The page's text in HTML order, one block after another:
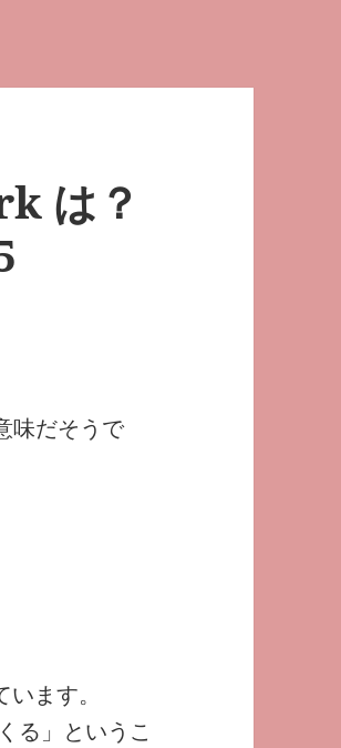
は？
味だそうで
ます。
る」というこ